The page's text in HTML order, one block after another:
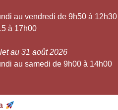
au vendredi de 9h50 à
à 17h00
au 31 août 2026
au samedi de 9h00 à 14h00